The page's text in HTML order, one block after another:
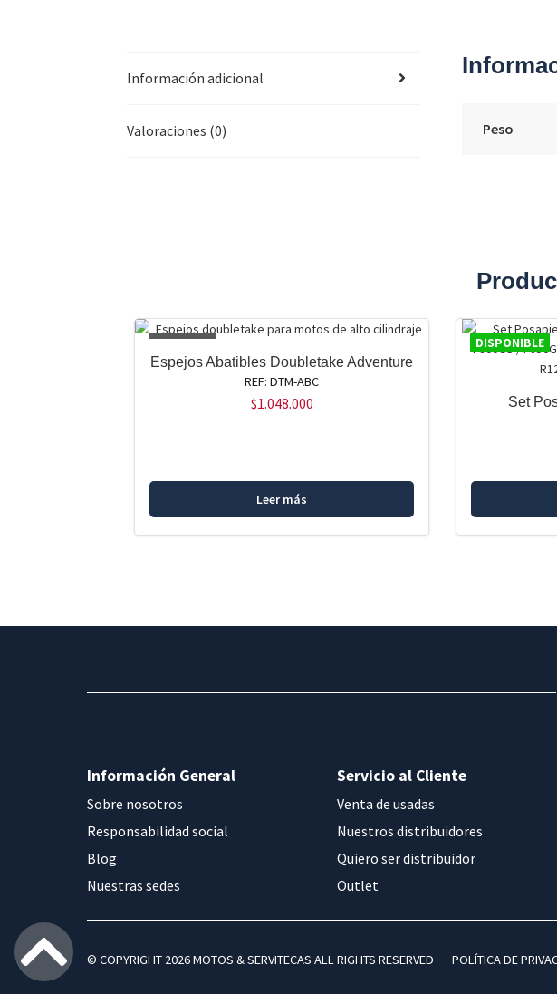
Información adicional
Valoraciones (0) Peso
AGOTADO
Espejos Abatibles Doubletake Adventure
REF: DTM-ABC
$1.048.000
Leer más
DISPONIBLE
Set
Información General
Sobre nosotros
Responsabilidad social
Blog
Nuestras sedes
Servicio al Cliente
Venta de usadas
Nuestros distribuidores
Quiero ser distribuidor
Outlet
© COPYRIGHT 2026 MOTOS & SERVITECAS ALL RIGHTS RESERVED POLÍTICA DE